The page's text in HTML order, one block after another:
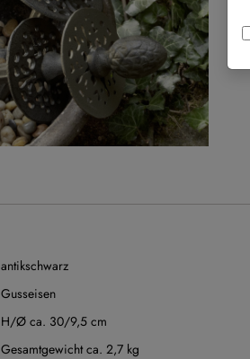
antikschwarz
Gusseisen
H/Ø ca. 30/9,5 cm
Gesamtgewicht ca. 2,7 kg